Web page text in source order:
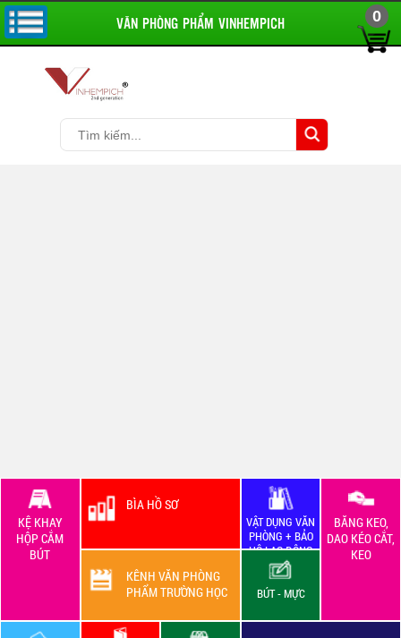
VĂN PHÒNG PHẨM VINHEMPICH
KỆ KHAY
HỘP CẮM
BÚT
BÌA HỒ SƠ
VẬT DỤNG VĂN
PHÒNG + BẢO
HỘ LAO ĐỘNG
BĂNG KEO,
DAO KÉO CẮT,
KEO
KÊNH VĂN PHÒNG
PHẨM TRƯỜNG HỌC
BÚT - MỰC
0